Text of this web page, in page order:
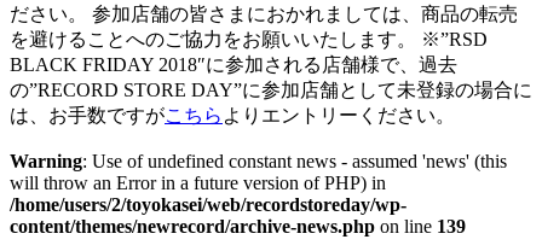
ださい。 参加店舗の皆さまにおかれましては、商品の転売
を避けることへのご協力をお願いいたします。 ※”RSD
BLACK FRIDAY 2018″に参加される店舗様で、過去
の”RECORD STORE DAY”に参加店舗として未登録の場合に
は、お手数ですがこちら よりエントリーください。
Warning: Use of undefined constant news - assumed 'news' (this
will throw an Error in a future version of PHP) in
/home/users/2/toyokasei/web/recordstoreday/wp-
content/themes/newrecord/archive-news.php on line 139